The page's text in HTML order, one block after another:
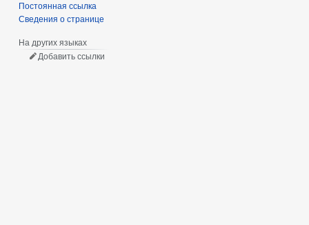
Постоянная ссылка
Сведения о странице
На других языках
Добавить ссылки